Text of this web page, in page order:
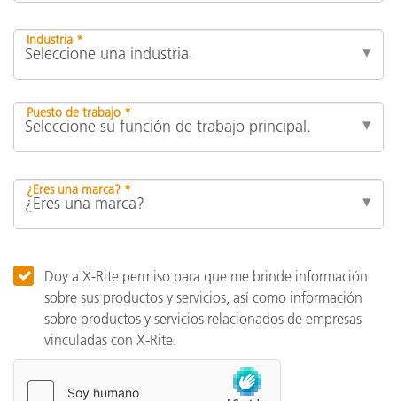
Industria *
Puesto de trabajo *
¿Eres una marca? *
Doy a X-Rite permiso para que me brinde información
sobre sus productos y servicios, así como información
sobre productos y servicios relacionados de empresas
vinculadas con X-Rite.